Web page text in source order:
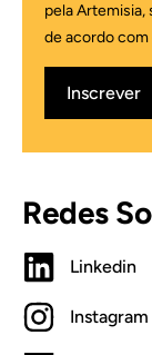
pela
de acordo
Inscrever
Redes
Linkedin
Instagram